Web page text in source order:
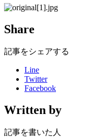
Share
記事をシェアする
Line
Twitter
Facebook
Written by
記事を書いた人